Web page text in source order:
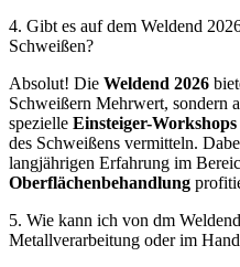
4. Gibt es auf dem Weldend
Schweißen?
Absolut! Die Weldend 2026
Schweißern Mehrwert, sondern
spezielle Einsteiger-Workshops
des Schweißens vermitteln.
langjährigen Erfahrung im
Oberflächenbehandlung
5. Wie kann ich von dm
Metallverarbeitung oder im